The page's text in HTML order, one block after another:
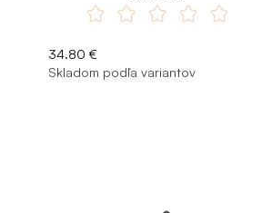
34.80 €
Skladom podľa variantov